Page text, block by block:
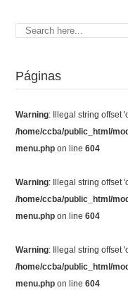
Páginas
Warning: Illegal string offset
/home/ccba/public_html/
menu.php on line604
Warning: Illegal string offset
/home/ccba/public_html/
menu.php on line604
Warning: Illegal string offset
/home/ccba/public_html/
menu.php on line604